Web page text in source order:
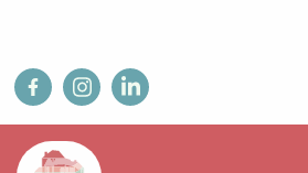
Overslaan
en
naar
fb ig in
Main